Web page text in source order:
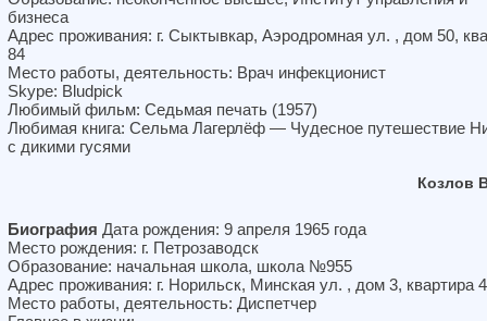
бизнеса
Адрес проживания: г. Сыктывкар, Аэродромная ул. , дом 50,
84
Место работы, деятельность: Врач инфекционист
Skype: Bludpick
Любимый фильм: Седьмая печать (1957)
Любимая книга: Сельма Лагерлёф — Чудесное путешествие
с дикими гусями
Козлов
Биография Дата рождения: 9 апреля 1965 года
Место рождения: г. Петрозаводск
Образование: начальная школа, школа №955
Адрес проживания: г. Норильск, Минская ул. , дом 3, квартира
Место работы, деятельность: Диспетчер